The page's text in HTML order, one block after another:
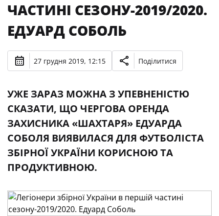
ЧАСТИНІ СЕЗОНУ-2019/2020.
ЕДУАРД СОБОЛЬ
27 грудня 2019, 12:15 Поділитися
УЖЕ ЗАРАЗ МОЖНА З УПЕВНЕНІСТЮ
СКАЗАТИ, ЩО ЧЕРГОВА ОРЕНДА
ЗАХИСНИКА «ШАХТАРЯ» ЕДУАРДА
СОБОЛЯ ВИЯВИЛАСЯ ДЛЯ ФУТБОЛІСТА
ЗБІРНОЇ УКРАЇНИ КОРИСНОЮ ТА
ПРОДУКТИВНОЮ.